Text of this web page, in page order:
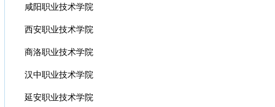
咸阳职业技术学院
西安职业技术学院
商洛职业技术学院
汉中职业技术学院
延安职业技术学院